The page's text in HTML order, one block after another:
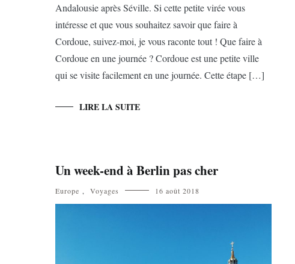
Andalousie après Séville. Si cette petite virée vous
intéresse et que vous souhaitez savoir que faire à
Cordoue, suivez-moi, je vous raconte tout ! Que faire à
Cordoue en une journée ? Cordoue est une petite ville
qui se visite facilement en une journée. Cette étape […]
LIRE LA SUITE
Un week-end à Berlin pas cher
Europe , Voyages 16 août 2018